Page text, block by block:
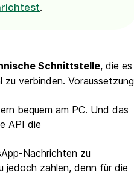
.
Schnittstelle, die es
zu verbinden. Voraussetzung
bequem am PC. Und das
API die
Nachrichten zu
jedoch zahlen, denn für die